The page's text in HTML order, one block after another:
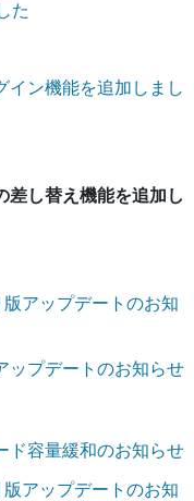
た
イン機能を追加しまし
差し替え機能を追加し
アップデートのお知
ップデートのお知らせ
ド容量緩和のお知らせ
アップデートのお知